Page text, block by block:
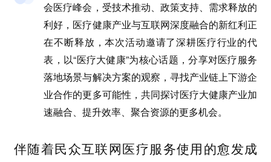
会医疗峰会，受技术推动、政策支持、需求释放的
利好，医疗健康产业与互联网深度融合的新红利正
在不断释放，本次活动邀请了深耕医疗行业的代
表，以“医疗大健康”为核心话题，分享对医疗服务
落地场景与解决方案的观察，寻找产业链上下游企
业合作的更多可能性，共同探讨医疗大健康产业加
速融合、提升效率、聚合资源的更多机会。
伴随着民众互联网医疗服务使用的愈发成